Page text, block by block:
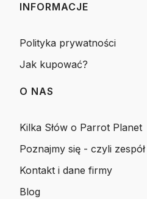
INFORMACJE
Polityka prywatności
Jak kupować?
O NAS
Kilka Słów o Parrot Planet
Poznajmy się - czyli
Kontakt i dane firmy
Blog